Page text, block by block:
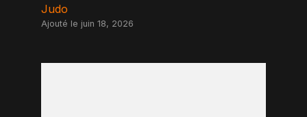
Judo
Ajouté le juin 18, 2026